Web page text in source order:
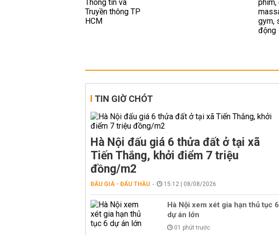
TIN GIỜ CHÓT
Hà Nội đấu giá 6 thửa đất ở tại xã
Tiến Thắng, khởi điểm 7 triệu
đồng/m2
ĐẤU GIÁ - ĐẤU THẦU 15:12 | 08/08/2026
Hà Nội xem xét gia hạn thủ tục 6
dự án lớn
01 phút trước